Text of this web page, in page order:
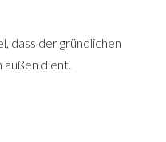
dass der gründlichen
außen dient.